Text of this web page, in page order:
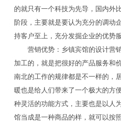
的就只有一个科技为先导，国内外
阶段，主要就是要认为充分的调动
持客户至上，充分发掘企业的优势
营销优势：乡镇宾馆的设计营销
加工的，就是把很好的产品服务和
南北的工作的规律都是不一样的，
暖也是给人们带来了一个极大的方
种灵活的功能方式，主要也是以人
馆当成是一种商品的样，就可以按